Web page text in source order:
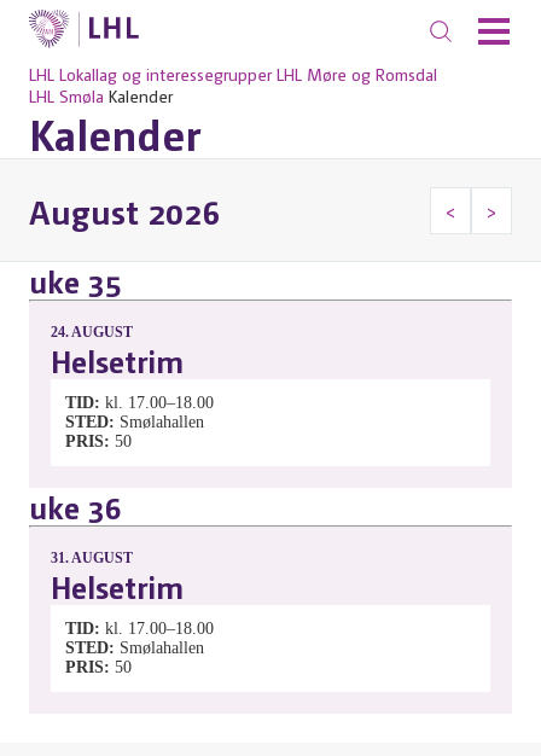
LHL Lokallag og interessegrupper LHL Møre og Romsdal
LHL Smøla Kalender
Kalender
August 2026 < >
uke 35
24.AUGUST
Helsetrim
TID kl. 17.00–18.00
STED
Smølahallen
PRIS 50
uke 36
31.AUGUST
Helsetrim
TID kl. 17.00–18.00
STED
Smølahallen
PRIS 50